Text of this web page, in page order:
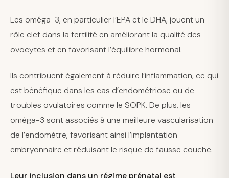
Les oméga-3, en particulier l’EPA et le DHA, jouent un
rôle clef dans la fertilité en améliorant la qualité des
ovocytes et en favorisant l’équilibre hormonal.
Ils contribuent également à réduire l’inflammation, ce qui
est bénéfique dans les cas d’endométriose ou de
troubles ovulatoires comme le SOPK. De plus, les
oméga-3 sont associés à une meilleure vascularisation
de l’endomètre, favorisant ainsi l’implantation
embryonnaire et réduisant le risque de fausse couche.
Leur inclusion dans un régime prénatal est